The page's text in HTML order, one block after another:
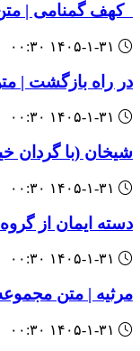
کهف گمنامی |
‌‌در راه بازگشت |
‌‌شیخان (با گردان
‌‌دسته ایمان از
مرثیه | متن